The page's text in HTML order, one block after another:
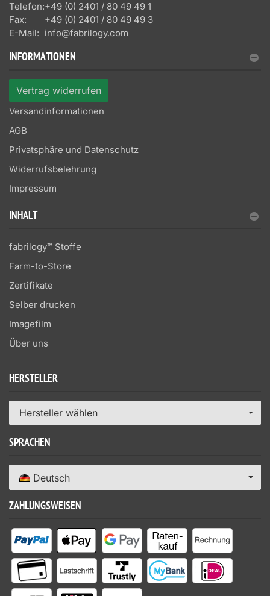
Telefon:+49 (0) 2401 / 80 49 49 1
Fax:
+49 (0) 2401 / 80 49 49 3
E-Mail: info@fabrilogy.com
INFORMATIONEN
Vertrag widerrufen
Versandinformationen
AGB
Privatsphäre und Datenschutz
Widerrufsbelehrung
Impressum
INHALT
fabrilogy™ Stoffe
Farm-to-Store
Zertifikate
Selber drucken
Imagefilm
Über uns
HERSTELLER
Hersteller wählen
SPRACHEN
Deutsch
ZAHLUNGSWEISEN